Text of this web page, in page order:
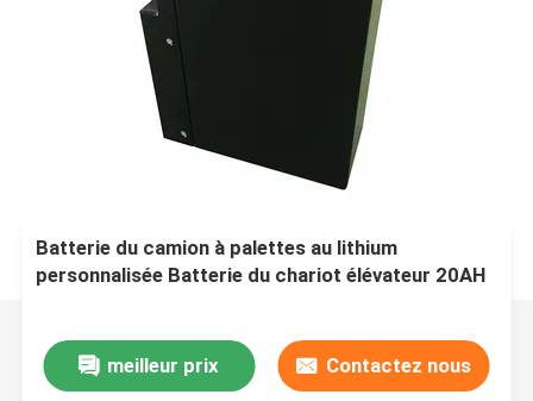
Batterie du camion à palettes au lithium
personnalisée Batterie du chariot élévateur 20AH
meilleur prix Contactez nous